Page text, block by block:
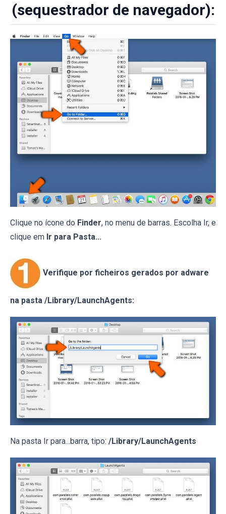
(sequestrador de navegador):
Clique no ícone do Finder, no menu de barras. Escolha Ir, e
clique em Ir para Pasta...
Verifique por ficheiros gerados por adware
na pasta /Library/LaunchAgents:
Na pasta Ir para...barra, tipo: /Library/LaunchAgents